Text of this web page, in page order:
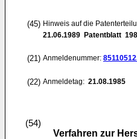
(45) Hinweis auf die
21.06.1989 Patentblatt
(21) Anmeldenummer:
(22) Anmeldetag: 21.08.1985
(54)
Verfahren zur